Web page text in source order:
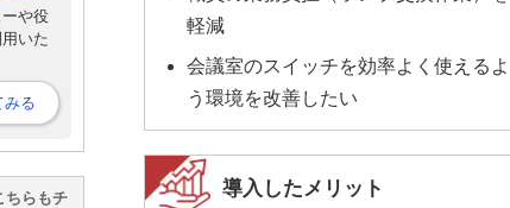
軽減
会議室のスイッチを効率よく使えるよ
う環境を改善したい
導入したメリット
や役
いた
みる
ちらもチ